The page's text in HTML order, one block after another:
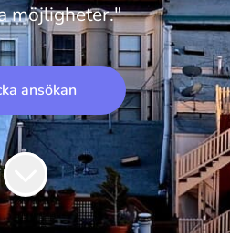
möjligheter."
ansökan